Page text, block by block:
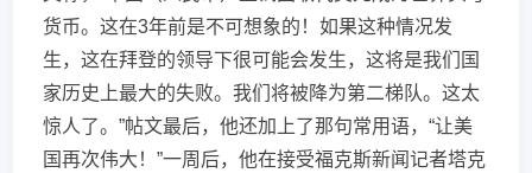
货币。这在3年前是不可想象的！如果这种情况发
生，这在拜登的领导下很可能会发生，这将是我们国
家历史上最大的失败。我们将被降为第二梯队。这太
惊人了。”帖文最后，他还加上了那句常用语，“让美
国再次伟大！”一周后，他在接受福克斯新闻记者塔克